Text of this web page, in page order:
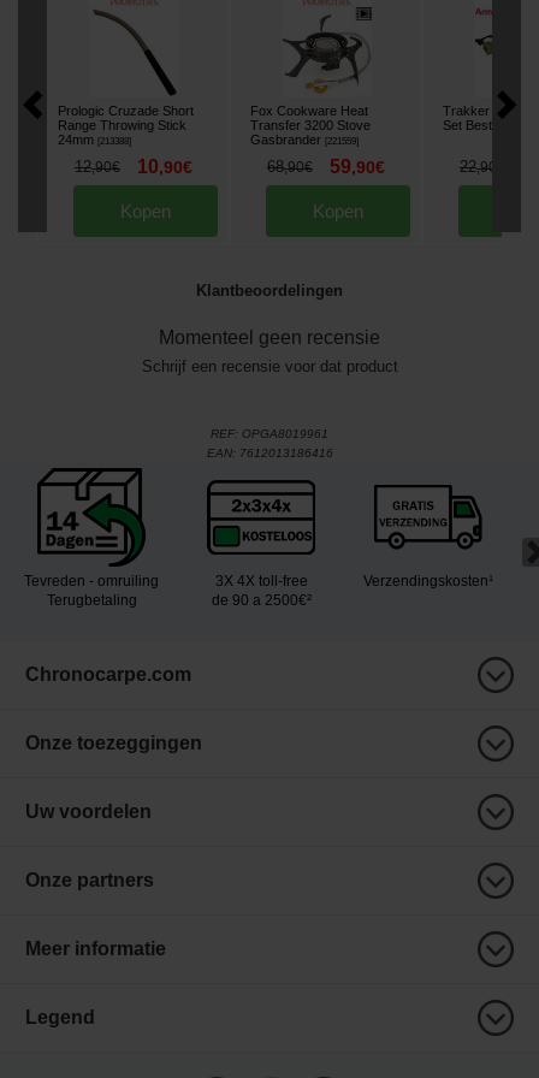
Prologic Cruzade Short
Range Throwing Stick
24mm [213388]
12,90€ 10,90€
Kopen
Fox Cookware Heat
Transfer 3200 Stove
Gasbrander [221559]
68,90€ 59,90€
Kopen
Trakker
Set Bestekset
22,90
Klantbeoordelingen
Momenteel geen recensie
Schrijf een recensie voor dat product
REF: OPGA8019961
EAN: 7612013186416
Tevreden - omruiling
Terugbetaling
3X 4X toll-free
de 90 a 2500€²
Verzendingskosten¹
Chronocarpe.com
Onze toezeggingen
Uw voordelen
Onze partners
Meer informatie
Legend